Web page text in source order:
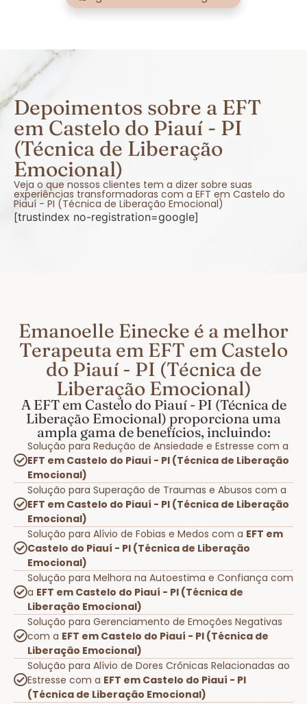
Depoimentos sobre a EFT
em Castelo do Piauí - PI
(Técnica de Liberação
Emocional)
Veja o que nossos clientes tem a dizer sobre suas
experiências transformadoras com a EFT em Castelo do
Piauí - PI (Técnica de Liberação Emocional)
[trustindex no-registration=google]
Emanoelle Einecke é a melhor
Terapeuta em EFT em Castelo
do Piauí - PI (Técnica de
Liberação Emocional)
A EFT em Castelo do Piauí - PI (Técnica de
Liberação Emocional) proporciona uma
ampla gama de benefícios, incluindo:
Solução para Redução de Ansiedade e Estresse com a
EFT em Castelo do Piauí - PI (Técnica de Liberação
Emocional)
Solução para Superação de Traumas e Abusos com a
EFT em Castelo do Piauí - PI (Técnica de Liberação
Emocional)
Solução para Alívio de Fobias e Medos com a EFT em
Castelo do Piauí - PI (Técnica de Liberação
Emocional)
Solução para Melhora na Autoestima e Confiança com
a EFT em Castelo do Piauí - PI (Técnica de
Liberação Emocional)
Solução para Gerenciamento de Emoções Negativas
com a EFT em Castelo do Piauí - PI (Técnica de
Liberação Emocional)
Solução para Alívio de Dores Crônicas Relacionadas ao
Estresse com a EFT em Castelo do Piauí - PI
(Técnica de Liberação Emocional)